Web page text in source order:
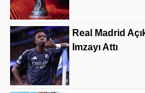
Real Madrid
Imzayı Attı